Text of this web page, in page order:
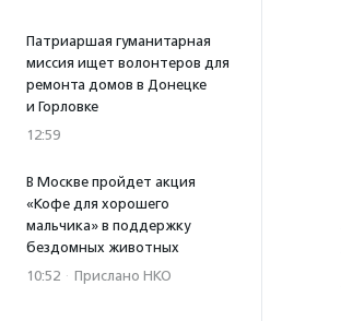
Патриаршая гуманитарная
миссия ищет волонтеров для
ремонта домов в Донецке
и Горловке
12:59
В Москве пройдет акция
«Кофе для хорошего
мальчика» в поддержку
бездомных животных
10:52 · Прислано НКО